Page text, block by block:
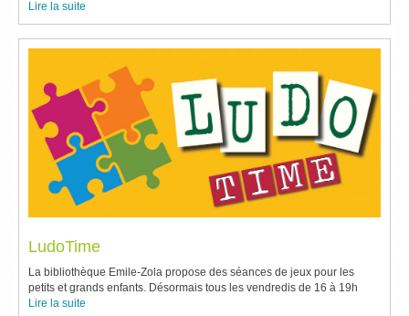
Lire la suite
LudoTime
La bibliothèque Emile-Zola propose des séances de jeux pour les
petits et grands enfants. Désormais tous les vendredis de 16 à 19h
Lire la suite